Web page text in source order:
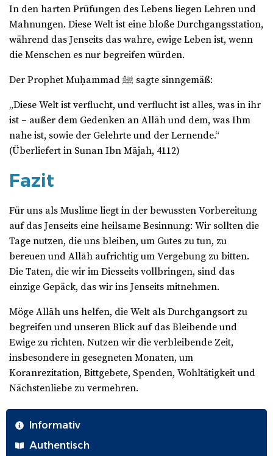
In den harten Prüfungen des Lebens liegen Lehren und
Mahnungen. Diese Welt ist eine bloße Durchgangsstation,
während das Jenseits das wahre, ewige Leben ist, wenn
die Menschen es nur begreifen würden.
Der Prophet Muḥammad ﷺ sagte sinngemäß:
„Diese Welt ist verflucht, und verflucht ist alles, was in ihr
ist – außer dem Gedenken an Allāh und dem, was Ihm
nahe ist, sowie der Gelehrte und der Lernende.“
(Überliefert in Sunan Ibn Mājah, 4112)
Fazit
Für uns als Muslime liegt in der bewussten Vorbereitung
auf das Jenseits eine heilsame Besinnung: Wir sollten die
Tage nutzen, die uns bleiben, um Gutes zu tun, zu
bereuen und Allāh aufrichtig um Vergebung zu bitten.
Die Taten, die wir im Diesseits vollbringen, sind das
einzige Gepäck, das wir ins Jenseits mitnehmen.
Möge Allāh uns helfen, die Welt als Durchgangsort zu
begreifen und unseren Blick auf das Bleibende und
Ewige zu richten. Nutzen wir die verbleibende Zeit,
insbesondere in gesegneten Monaten, um
Koranrezitation, Bittgebete, Spenden, Wohltätigkeit und
Nächstenliebe zu vermehren.
Informativ
Authentisch